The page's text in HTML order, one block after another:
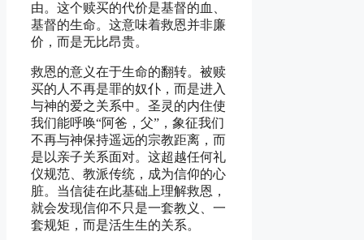
由。这个赎买的代价是基督的血、
基督的生命。这意味着救恩并非廉
价，而是无比昂贵。
救恩的意义在于生命的翻转。被赎
买的人不再是罪的奴仆，而是进入
与神的爱之关系中。圣灵的内住使
我们能呼唤“阿爸，父”，象征我们
不再与神保持遥远的宗教距离，而
是以亲子关系面对。这超越任何礼
仪规范、教派传统，成为信仰的心
脏。当信徒在此基础上理解救恩，
就会发现信仰不只是一套教义、一
套规矩，而是活生生的关系。